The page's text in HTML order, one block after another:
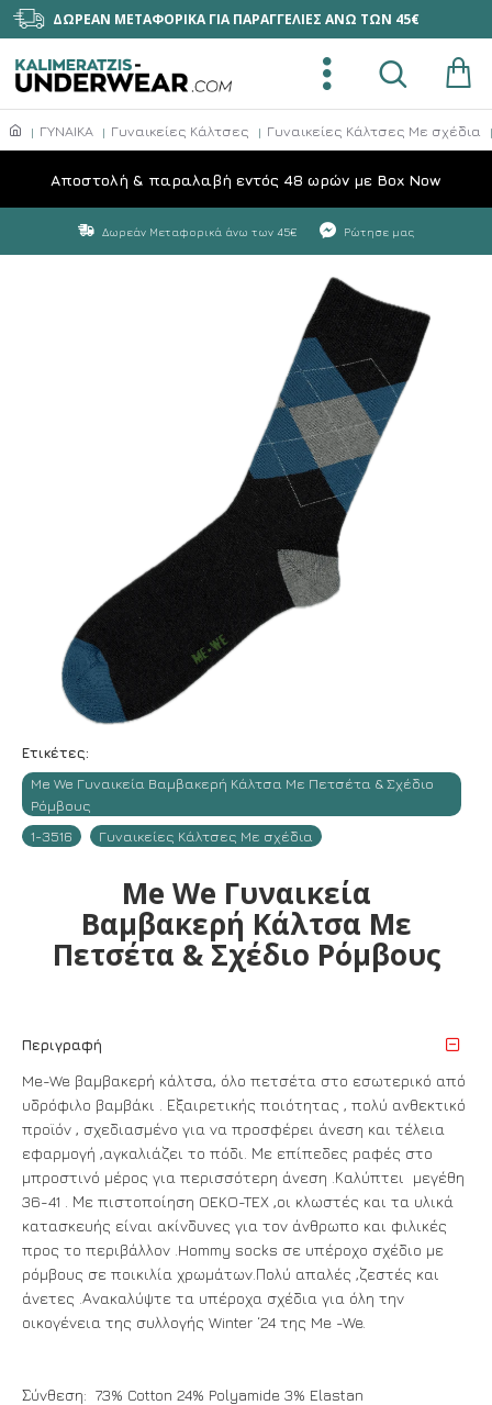
ΔΩΡΕΑΝ ΜΕΤΑΦΟΡΙΚΑ ΓΙΑ ΠΑΡΑΓΓΕΛΙΕΣ ΑΝΩ ΤΩΝ 45€
ΓΥΝΑΙΚΑ Γυναικείες Κάλτσες Γυναικείες Κάλτσες Με σχέδια
Aποστολή & παραλαβή εντός 48 ωρών με Box Now
Δωρεάν Μεταφορικά άνω των 45€ Ρώτησε μας
Ετικέτες:
Me We Γυναικεία Βαμβακερή Κάλτσα Με Πετσέτα & Σχέδιο
Ρόμβους
1-3516
Γυναικείες Κάλτσες Με σχέδια
Me We Γυναικεία
Βαμβακερή Κάλτσα Με
Πετσέτα & Σχέδιο Ρόμβους
Περιγραφή
Me-We βαμβακερή κάλτσα, όλο πετσέτα στο εσωτερικό από
υδρόφιλο βαμβάκι . Εξαιρετικής ποιότητας , πολύ ανθεκτικό
προϊόν , σχεδιασμένο για να προσφέρει άνεση και τέλεια
εφαρμογή ,αγκαλιάζει το πόδι. Με επίπεδες ραφές στο
μπροστινό μέρος για περισσότερη άνεση .Καλύπτει μεγέθη
36-41 . Με πιστοποίηση OEKO-TEX ,οι κλωστές και τα υλικά
κατασκευής είναι ακίνδυνες για τον άνθρωπο και φιλικές
προς το περιβάλλον .Hommy socks σε υπέροχο σχέδιο με
ρόμβους σε ποικιλία χρωμάτων.Πολύ απαλές ,ζεστές και
άνετες .Ανακαλύψτε τα υπέροχα σχέδια για όλη την
οικογένεια της συλλογής Winter ‘24 της Me -We.
Σύνθεση: 73% Cotton 24% Polyamide 3% Elastan